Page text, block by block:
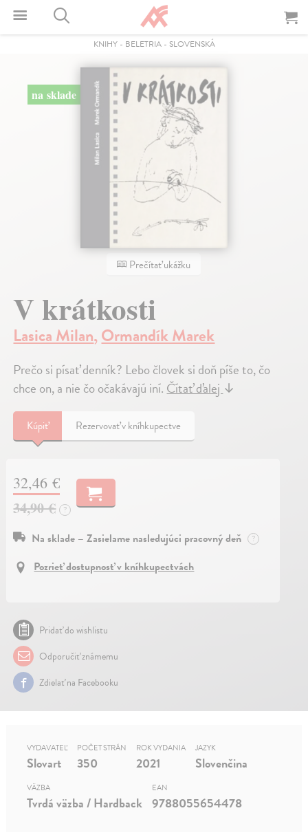
KNIHY- BELETRIA- SLOVENSKÁ
na sklade
Prečítať ukážku
V krátkosti
Lasica Milan,Ormandík Marek
Prečo si písať denník? Lebo človek si doň píše to, čo
chce on, a nie čo očakávajú iní.Čítať ďalej↓
Kúpiť Rezervovať v kníhkupectve
32,46 €
34,90 €
?
Na sklade – Zasielame nasledujúci pracovný deň ?
Pozrieť dostupnosť v kníhkupectvách
Pridať do wishlistu
Odporučiť známemu
Zdielať na Facebooku
VYDAVATEĽ
Slovart
POČET STRÁN
350
ROK VYDANIA
2021
JAZYK
Slovenčina
VÄZBA
Tvrdá väzba / Hardback
EAN
9788055654478